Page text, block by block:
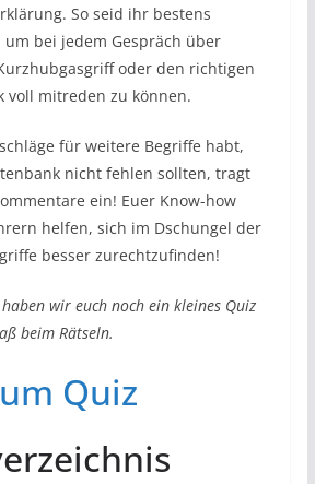
So seid ihr bestens
bei jedem Gespräch über
oder den richtigen
voll mitreden zu können.
für weitere Begriffe habt,
nicht fehlen sollten, tragt
ein! Euer Know-how
helfen, sich im Dschungel der
besser zurechtzufinden!
wir euch noch ein kleines Quiz
beim Rätseln.
Quiz